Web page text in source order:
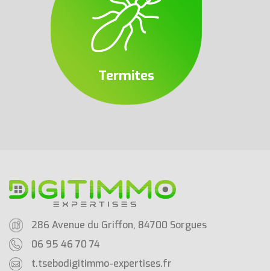
Termites
286 Avenue du Griffon, 84700 Sorgues
06 95 46 70 74
t.tsebodigitimmo-expertises.fr